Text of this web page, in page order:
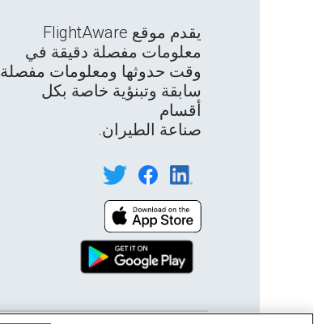
يقدم موقع FlightAware
معلومات مفصلة دقيقة في
وقت حدوثها ومعلومات مفصلة
سابقة وتبنؤية خاصة بكل
أقسام
صناعة الطيران.